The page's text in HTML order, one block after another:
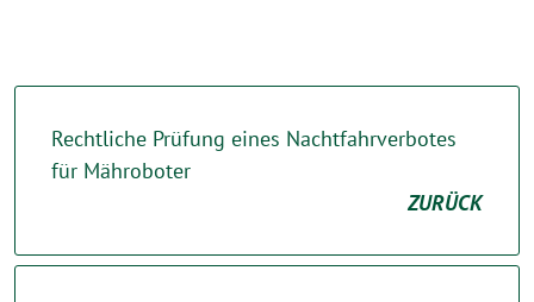
Rechtliche Prüfung eines Nachtfahrverbotes
für Mähroboter
ZURÜCK